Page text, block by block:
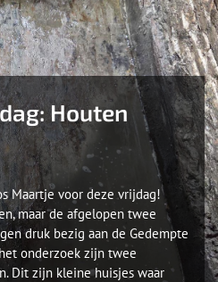
Houten
Maartje voor deze vrijdag!
maar de afgelopen twee
druk bezig aan de Gedempte
onderzoek zijn twee
Dit zijn kleine huisjes waar